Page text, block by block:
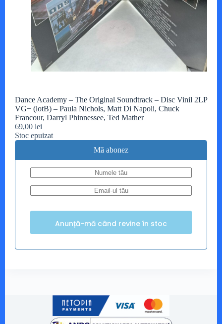
Dance Academy – The Original Soundtrack – Disc Vinil 2LP
VG+ (lotB) – Paula Nichols, Matt Di Napoli, Chuck
Francour, Darryl Phinnessee, Ted Mather
69,00 lei
Stoc epuizat
Mă abonez